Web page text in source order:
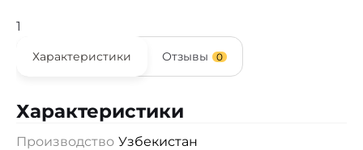
1
Характеристики Отзывы 0
Характеристики
Производство Узбекистан